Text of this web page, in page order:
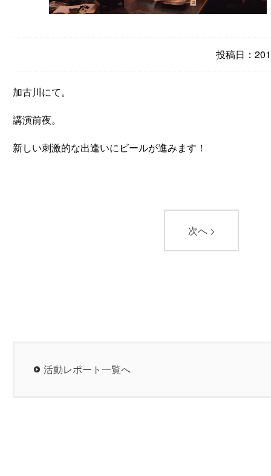
投稿日：
加古川にて。
講演前夜。
新しい刺激的な出逢いにビールが進みます！
次へ >
活動レポート一覧へ